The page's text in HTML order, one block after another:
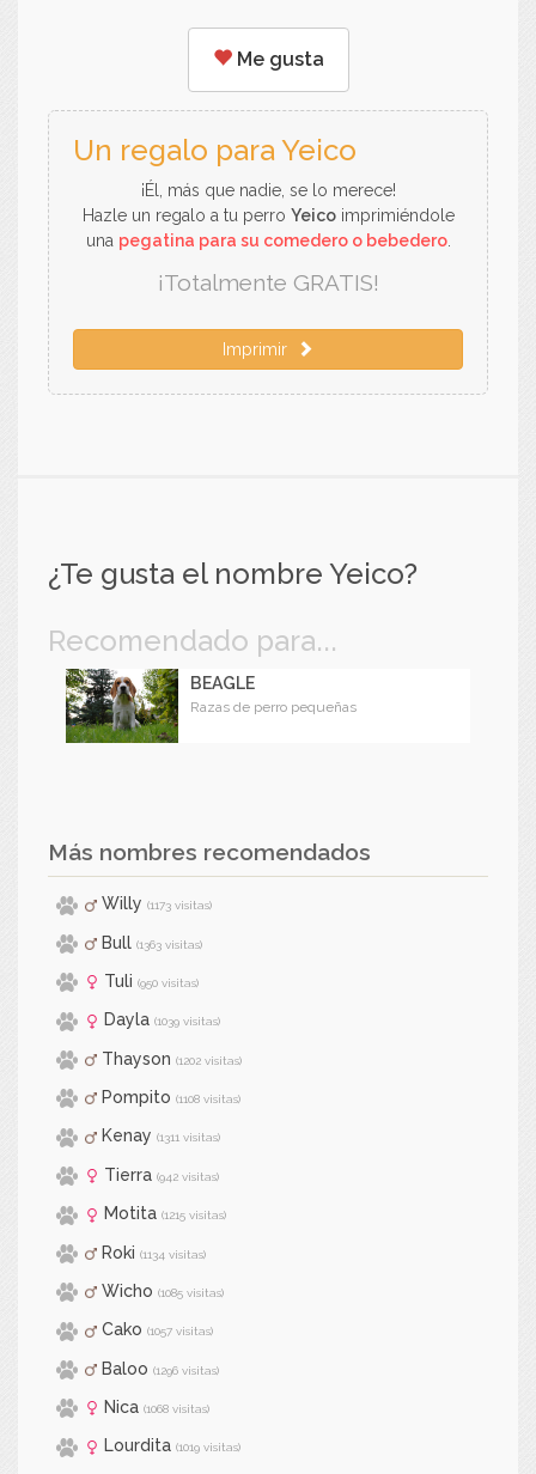
Me gusta
Un regalo para Yeico
¡Él, más que nadie, se lo merece!
Hazle un regalo a tu perro Yeicoimprimiéndole
una pegatina para su comedero o bebedero.
¡Totalmente GRATIS!
Imprimir
¿Te gusta el nombre Yeico?
Recomendado para...
BEAGLE
Razas de perro pequeñas
Más nombres recomendados
Willy (1173 visitas)
Bull (1363 visitas)
Tuli (950 visitas)
Dayla (1039 visitas)
Thayson (1202 visitas)
Pompito (1108 visitas)
Kenay (1311 visitas)
Tierra (942 visitas)
Motita (1215 visitas)
Roki (1134 visitas)
Wicho (1085 visitas)
Cako (1057 visitas)
Baloo (1296 visitas)
Nica (1068 visitas)
Lourdita (1019 visitas)